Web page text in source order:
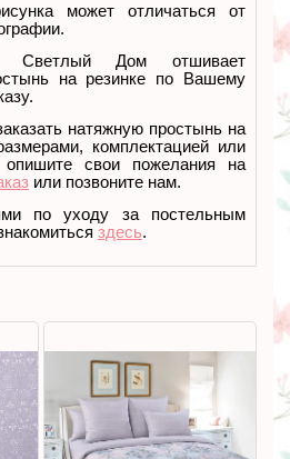
может отличаться от
Светлый Дом отшивает
на резинке по Вашему
натяжную простынь на
комплектацией или
свои пожелания на
или позвоните нам.
по уходу за постельным
здесь.